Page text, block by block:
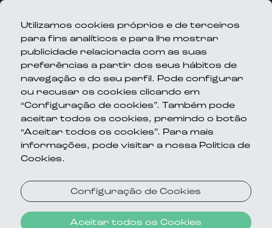
Utilizamos cookies próprios e de terceiros
para fins analíticos e para lhe mostrar
publicidade relacionada com as suas
preferências a partir dos seus hábitos de
navegação e do seu perfil. Pode configurar
ou recusar os cookies clicando em
“Configuração de cookies”. Também pode
aceitar todos os cookies, premindo o botão
“Aceitar todos os cookies”. Para mais
informações, pode visitar a nossa Politica de
Cookies.
Configuração de Cookies
Aceitar todos os Cookies